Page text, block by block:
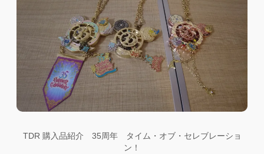
TDR 購入品紹介 35周年 タイム・オブ・セレブレーショ
ン！